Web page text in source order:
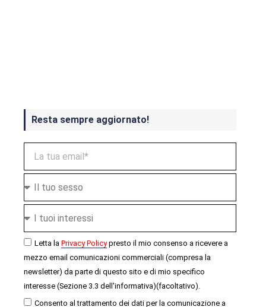
Resta sempre aggiornato!
Letta la Privacy Policypresto il mio consenso a ricevere a
mezzo email comunicazioni commerciali (compresa la
newsletter) da parte di questo sito e di mio specifico
interesse (Sezione 3.3 dell'informativa)(facoltativo).
Consento al trattamento dei dati per la comunicazione a